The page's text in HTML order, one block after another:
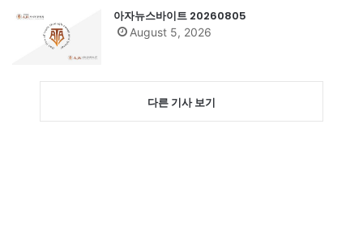
아자뉴스바이트 20260805
August 5, 2026
다른 기사 보기